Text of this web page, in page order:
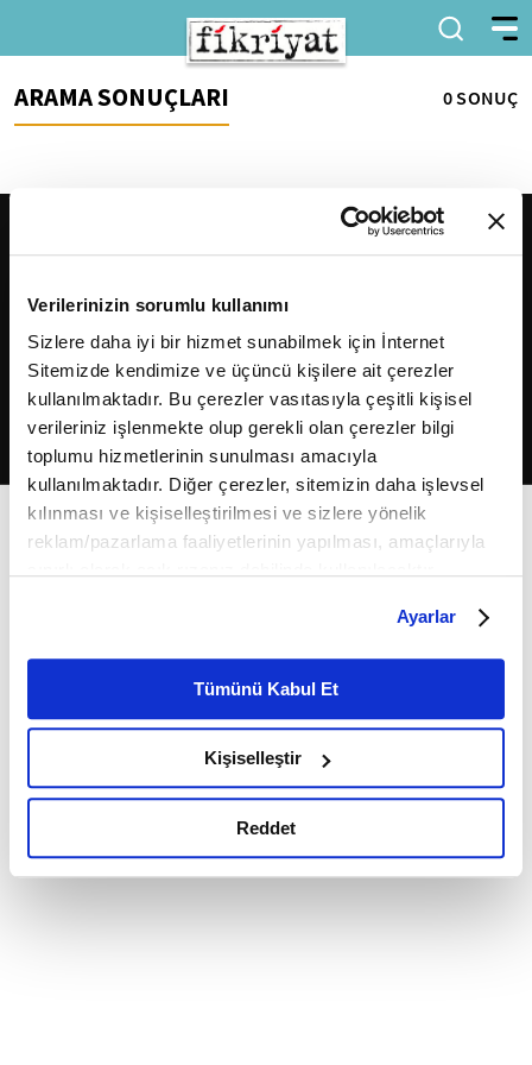
Verilerinizin sorumlu kullanımı
Sizlere daha iyi bir hizmet sunabilmek için İnternet
Sitemizde kendimize ve üçüncü kişilere ait çerezler
kullanılmaktadır. Bu çerezler vasıtasıyla çeşitli kişisel
verileriniz işlenmekte olup gerekli olan çerezler bilgi
toplumu hizmetlerinin sunulması amacıyla
kullanılmaktadır. Diğer çerezler, sitemizin daha işlevsel
kılınması ve kişiselleştirilmesi ve sizlere yönelik
reklam/pazarlama faaliyetlerinin yapılması, amaçlarıyla
belirleyebilirsiniz. Çerezlere ilişkin detaylı bilgi için
Ayarlar butonuna tıklayabilir,Çerez Bilgilendirme
Metnimizi ziyaret edebilirsiniz.
6698 sayılı Kişisel Verilerin Korunması Kanunu uyarınca
okumak ve sitemizi ziyaretiniz kapsamında
gerçekleştirilen veri işleme faaliyetleri ile ilgili daha
detaylı bilgi almak için lütfentıklayınız.
Ayarlar
Tümünü Kabul Et
Kişiselleştir
Reddet
ARAMA SONUÇLARI 0 SONUÇ
2026Fikriyat. Tüm hakları saklıdır.